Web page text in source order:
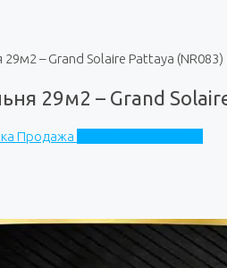
29м2 – Grand Solaire Pattaya (NR083)
29м2 – Grand
Продажа